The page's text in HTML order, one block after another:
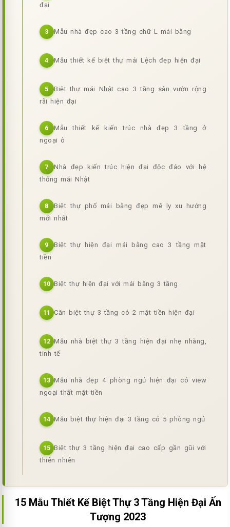
đại
3 Mẫu nhà đẹp cao 3 tầng chữ L mái bằng
4 Mẫu thiết kế biệt thự mái Lệch đẹp hiện đại
5
Biệt thự mái Nhật cao 3 tầng sân vườn rộng
rãi hiện đại
6
Mẫu thiết kế kiến trúc nhà đẹp 3 tầng ở
ngoại ô
7
Nhà đẹp kiến trúc hiện đại độc đáo với hệ
thống mái Nhật
8
Biệt thự phố mái bằng đẹp mê ly xu hướng
mới nhất
9
Biệt thự hiện đại mái bằng cao 3 tầng mặt
tiền
10 Biệt thự hiện đại với mái bằng 3 tầng
11 Căn biệt thự 3 tầng có 2 mặt tiền hiện đại
12 Mẫu nhà biệt thự 3 tầng hiện đại nhẹ nhàng,
tinh tế
13 Mẫu nhà đẹp 4 phòng ngủ hiện đại có view
ngoại thất mặt tiền
14 Mẫu biệt thự hiện đại 3 tầng có 5 phòng ngủ
15 Biệt thự 3 tầng hiện đại cao cấp gần gũi với
thiên nhiên
15 Mẫu Thiết Kế Biệt Thự 3 Tầng Hiện Đại Ấn
Tượng 2023